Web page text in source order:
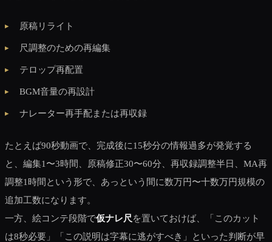
原稿リライト
尺調整のための再編集
テロップ再配置
BGM音量の再設計
ナレーター再手配または再収録
たとえば90秒動画で、完成後に15秒分の情報過多が発覚する
と、編集1〜3時間、原稿修正30〜60分、再収録調整半日、MA再
調整1時間という形で、あっという間に数万円〜十数万円規模の
追加工数になります。
一方、絵コンテ段階で仮ナレ尺 を置いておけば、「このカット
は8秒必要」「この説明は字幕に逃がすべき」といった判断が早